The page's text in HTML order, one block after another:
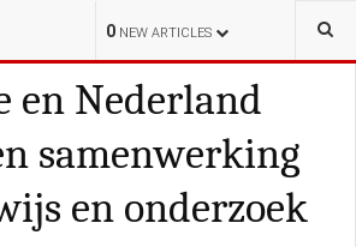
0 NEW ARTICLES
POLITIE
en Nederland
samenwerking
en onderzoek